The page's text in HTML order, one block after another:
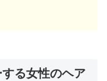
する女性のヘア